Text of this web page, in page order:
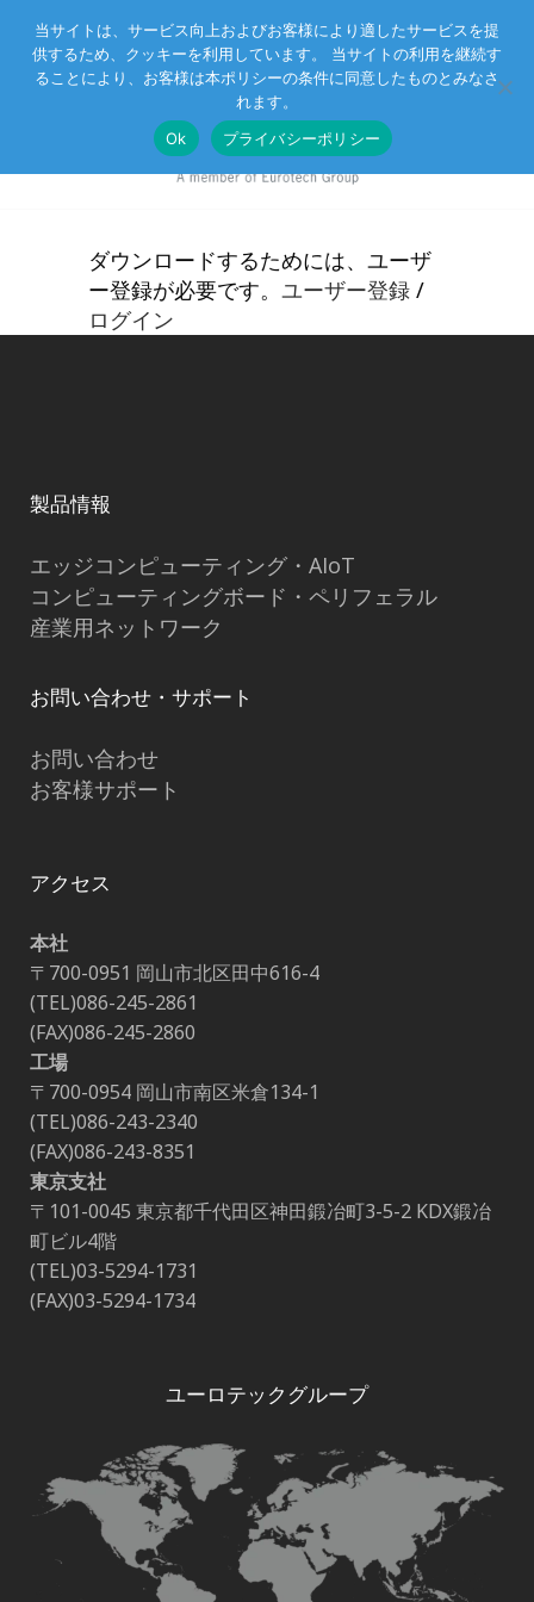
Eurotechグループ お客様サポート お問い合わせ
ダウンロードするためには、ユーザ
ー登録が必要です。 ユーザー登録 /
ログイン
製品情報
エッジコンピューティング・AIoT
コンピューティングボード・ペリフェラル
産業用ネットワーク
お問い合わせ・サポート
お問い合わせ
お客様サポート
アクセス
本社
〒700-0951 岡山市北区田中616-4
(TEL)086-245-2861
(FAX)086-245-2860
工場
〒700-0954 岡山市南区米倉134-1
(TEL)086-243-2340
(FAX)086-243-8351
東京支社
〒101-0045 東京都千代田区神田鍛冶町3-5-2 KDX鍛冶
町ビル4階
(TEL)03-5294-1731
(FAX)03-5294-1734
ユーロテックグループ
当サイトは、サービス向上およびお客様により適したサービスを提
供するため、クッキーを利用しています。 当サイトの利用を継続す
ることにより、お客様は本ポリシーの条件に同意したものとみなさ
れます。
Ok
プライバシーポリシー